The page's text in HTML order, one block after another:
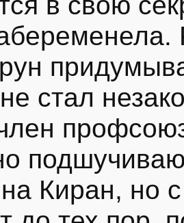
стал
Киран, но